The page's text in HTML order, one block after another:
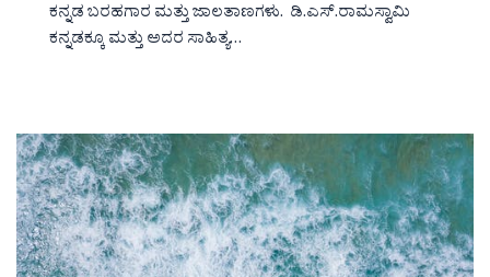
ಕನ್ನಡ ಬರಹಗಾರ ಮತ್ತು ಜಾಲತಾಣಗಳು. ಡಿ.ಎಸ್.ರಾಮಸ್ವಾಮಿ
ಕನ್ನಡಕ್ಕೂ ಮತ್ತು ಅದರ ಸಾಹಿತ್ಯ…